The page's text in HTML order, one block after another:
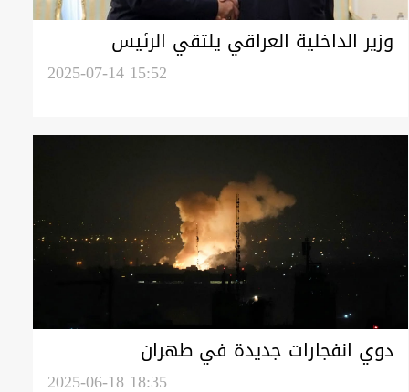
وزير الداخلية العراقي يلتقي الرئيس
2025-07-14 15:52
دوي انفجارات جديدة في طهران
2025-06-18 18:35